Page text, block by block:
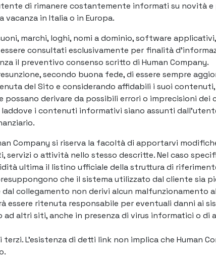
di rimanere costantemente informati su novità
in Italia o in Europa.
marchi, loghi, nomi a dominio, software
consultati esclusivamente per finalità
il preventivo consenso scritto di Human Company.
secondo buona fede, di essere sempre
del Sito e considerando affidabili i suoi
derivare da possibili errori o imprecisioni dei
i contenuti informativi siano assunti
Company si riserva la facoltà di apportarvi
o attività nello stesso descritte. Nel caso
ultima il listino ufficiale della struttura di
che il sistema utilizzato dal cliente sia
dal collegamento non derivi alcun malfunzionamento
essere ritenuta responsabile per eventuali danni ai
altri siti, anche in presenza di virus informatici o di
L’esistenza di detti link non implica che Human